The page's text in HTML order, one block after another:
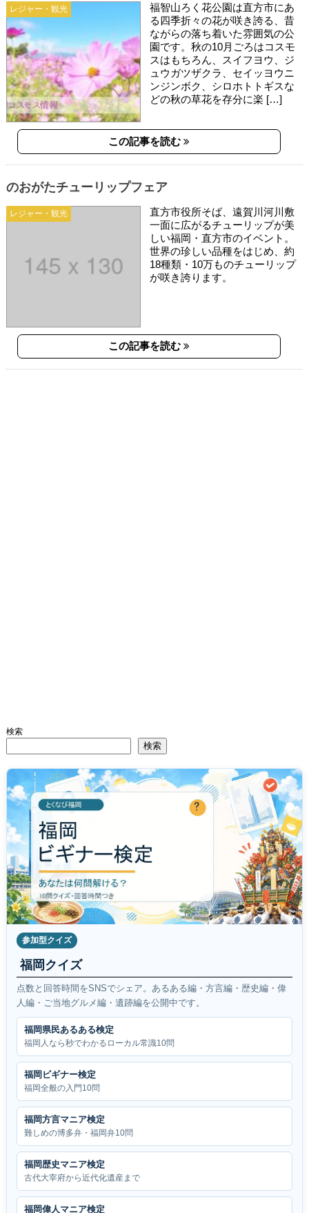
レジャー・観光
福智山ろく花公園は直方市にあ
る四季折々の花が咲き誇る、昔
ながらの落ち着いた雰囲気の公
園です。秋の10月ごろはコスモ
スはもちろん、スイフヨウ、ジ
ュウガツザクラ、セイッヨウニ
ンジンボク、シロホトトギスな
どの秋の草花を存分に楽 […]
この記事を読む
レジャー・観光
のおがたチューリップフェア
直方市役所そば、遠賀川河川敷
一面に広がるチューリップが美
しい福岡・直方市のイベント。
世界の珍しい品種をはじめ、約
18種類・10万ものチューリップ
が咲き誇ります。
この記事を読む
検索
検索
参加型クイズ
福岡クイズ
点数と回答時間をSNSでシェア。あるある編・方言編・歴史編・偉
人編・ご当地グルメ編・遺跡編を公開中です。
福岡県民あるある検定
福岡人なら秒でわかるローカル常識10問
福岡ビギナー検定
福岡全般の入門10問
福岡方言マニア検定
難しめの博多弁・福岡弁10問
福岡歴史マニア検定
古代大宰府から近代化遺産まで
福岡偉人マニア検定